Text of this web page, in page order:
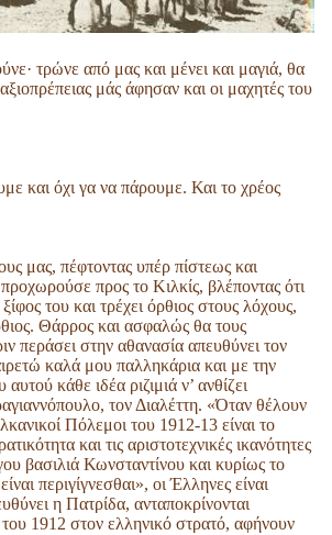
τρώνε από μας και μένει και μαγιά, θα
μάς άφησαν και οι μαχητές του
και όχι γα να πάρουμε. Και το χρέος
μας, πέφτοντας υπέρ πίστεως και
προς το Κιλκίς, βλέποντας ότι
του και τρέχει όρθιος στους λόχους,
Θάρρος και ασφαλώς θα τους
περάσει στην αθανασία απευθύνει τον
καλά μου παλληκάρια και με την
κάθε ιδέα ριζιμιά ν’ ανθίζει
τον Διαλέττη. «Όταν θέλουν
Πόλεμοι του 1912-13 είναι το
και τις αριστοτεχνικές ικανότητες
βασιλιά Κωνσταντίνου και κυρίως το
περιγίγνεσθαι», οι Έλληνες είναι
η Πατρίδα, ανταποκρίνονται
1912 στον ελληνικό στρατό, αφήνουν